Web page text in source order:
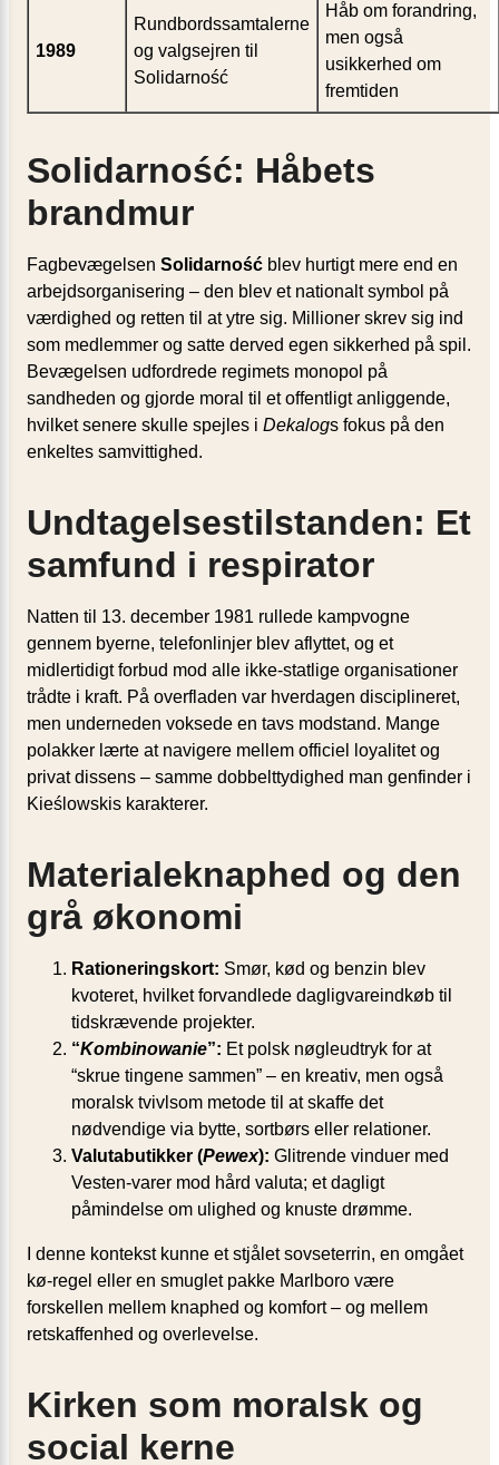
1989
Rundbordssamtalerne
og valgsejren til
Solidarność
Håb om forandring,
men også
usikkerhed om
fremtiden
Solidarność: Håbets
brandmur
Fagbevægelsen Solidarność blev hurtigt mere end en
arbejdsorganisering – den blev et nationalt symbol på
værdighed og retten til at ytre sig. Millioner skrev sig ind
som medlemmer og satte derved egen sikkerhed på spil.
Bevægelsen udfordrede regimets monopol på
sandheden og gjorde moral til et offentligt anliggende,
hvilket senere skulle spejles i Dekalogs fokus på den
enkeltes samvittighed.
Undtagelsestilstanden: Et
samfund i respirator
Natten til 13. december 1981 rullede kampvogne
gennem byerne, telefonlinjer blev aflyttet, og et
midlertidigt forbud mod alle ikke-statlige organisationer
trådte i kraft. På overfladen var hverdagen disciplineret,
men underneden voksede en tavs modstand. Mange
polakker lærte at navigere mellem officiel loyalitet og
privat dissens – samme dobbelttydighed man genfinder i
Kieślowskis karakterer.
Materialeknaphed og den
grå økonomi
Rationeringskort: Smør, kød og benzin blev
kvoteret, hvilket forvandlede dagligvareindkøb til
tidskrævende projekter.
“Kombinowanie”: Et polsk nøgleudtryk for at
“skrue tingene sammen” – en kreativ, men også
moralsk tvivlsom metode til at skaffe det
nødvendige via bytte, sortbørs eller relationer.
Valutabutikker (Pewex): Glitrende vinduer med
Vesten-varer mod hård valuta; et dagligt
påmindelse om ulighed og knuste drømme.
I denne kontekst kunne et stjålet sovseterrin, en omgået
kø-regel eller en smuglet pakke Marlboro være
forskellen mellem knaphed og komfort – og mellem
retskaffenhed og overlevelse.
Kirken som moralsk og
social kerne